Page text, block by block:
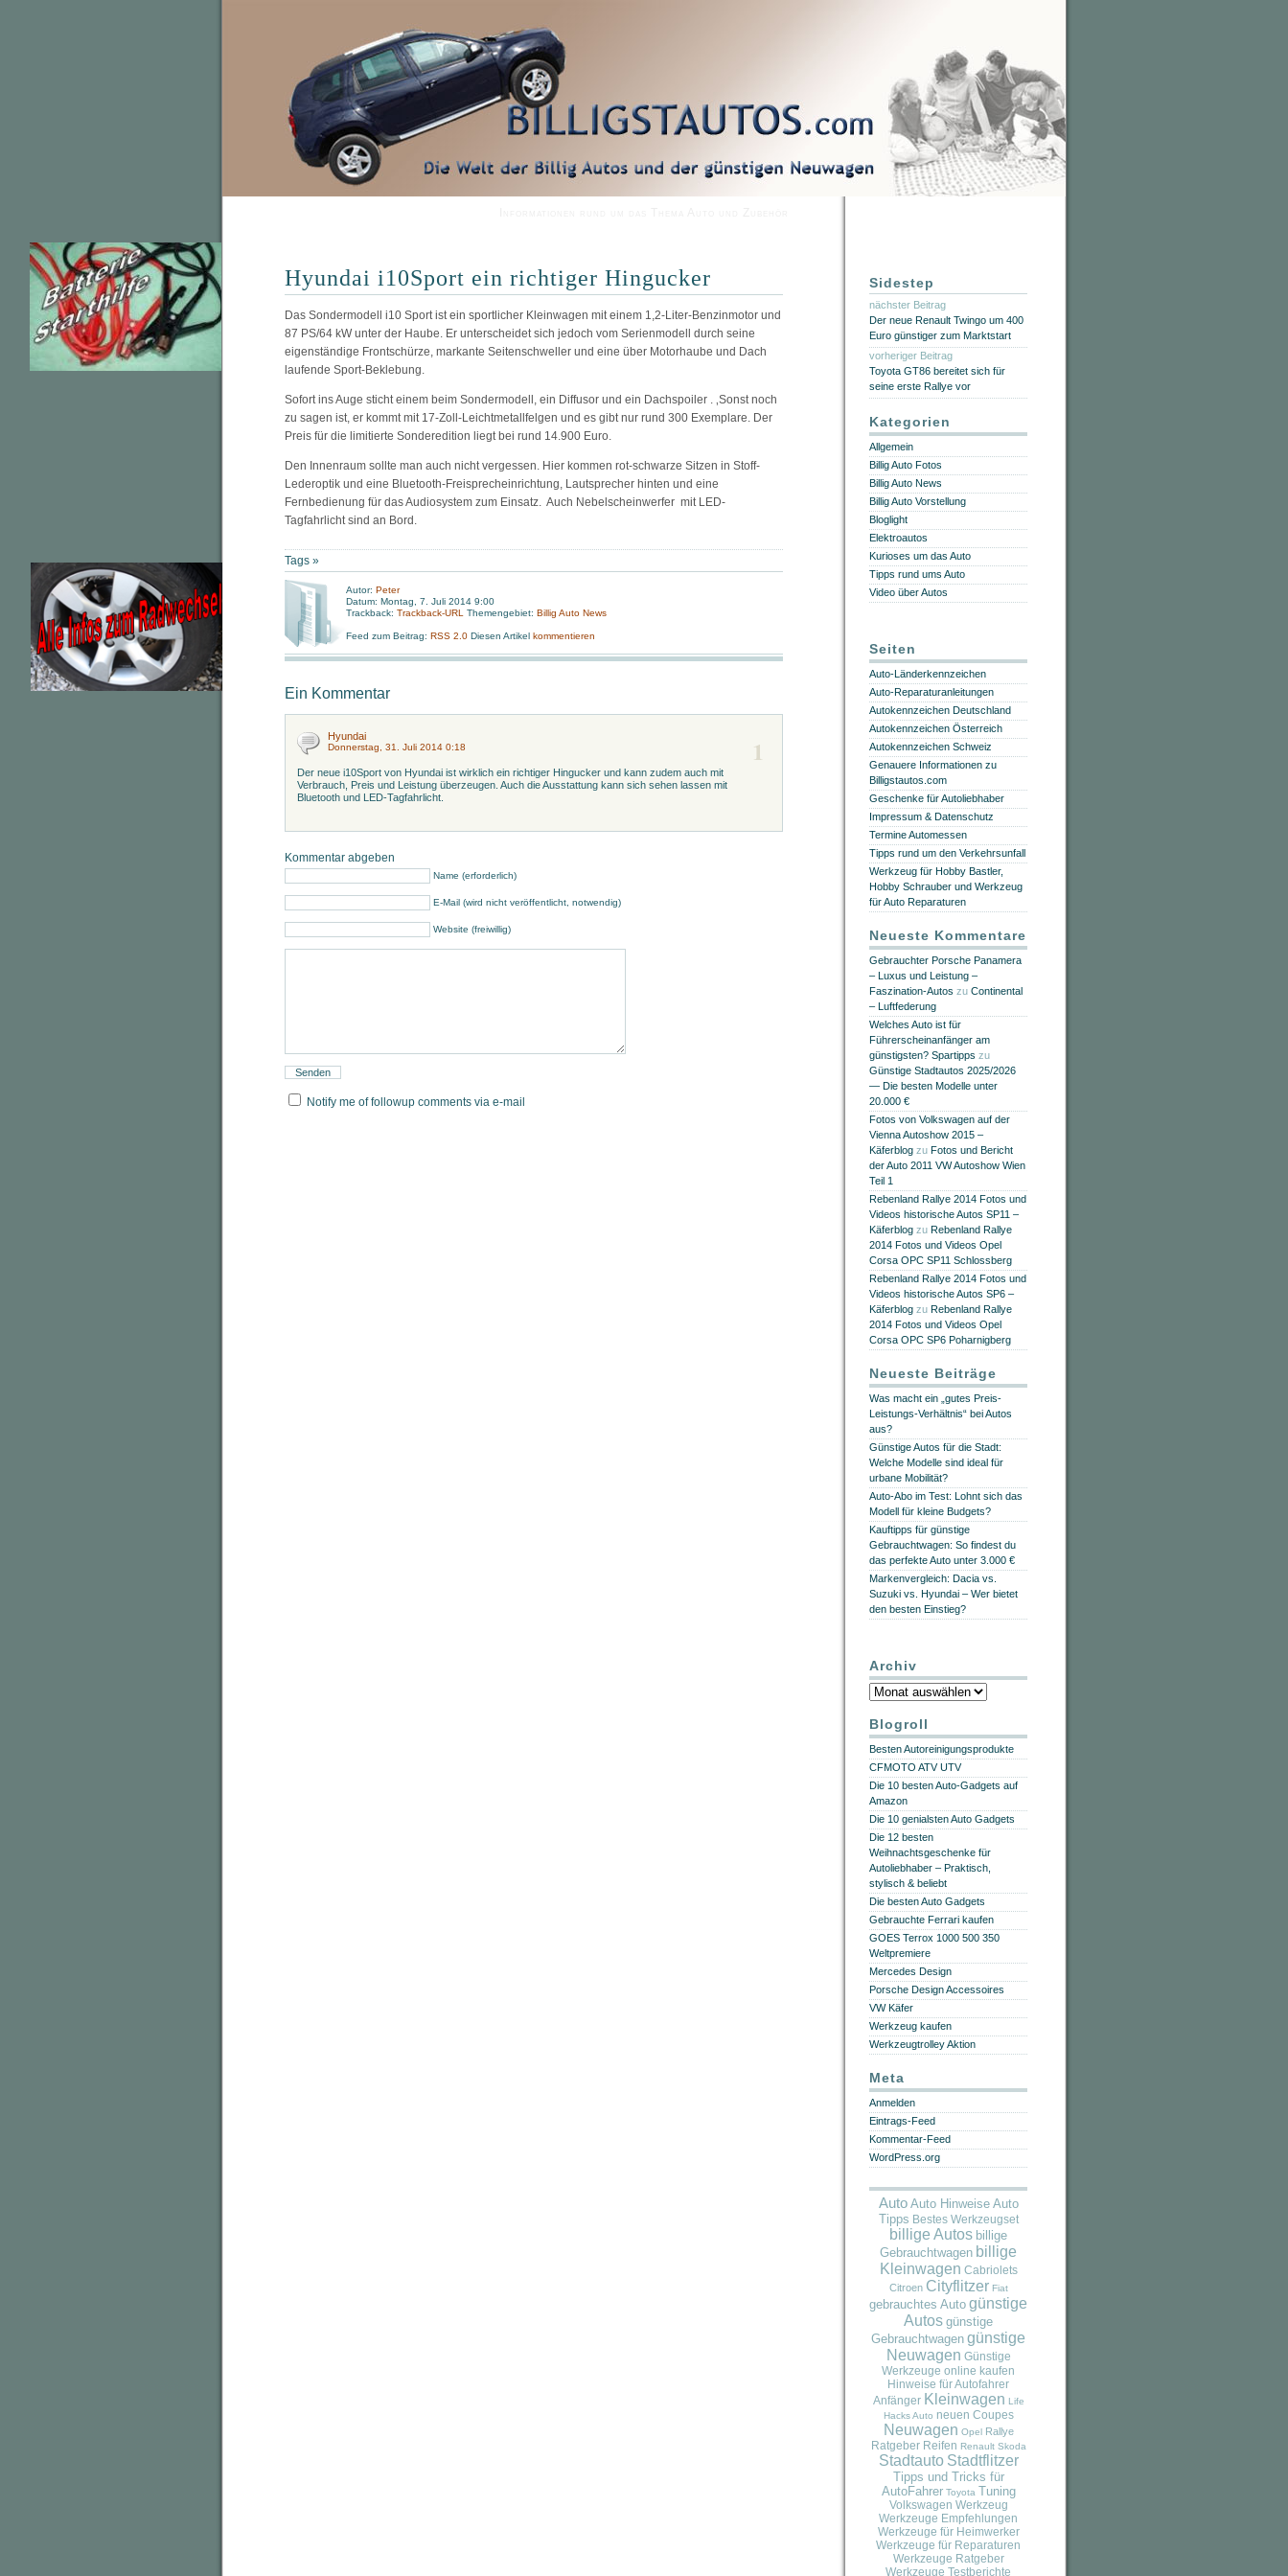
Hyundai i10Sport ein richtiger Hingucker
Das Sondermodell i10 Sport ist ein sportlicher Kleinwagen mit einem 1,2-Liter-Benzinmotor und
87 PS/64 kW unter der Haube. Er unterscheidet sich jedoch vom Serienmodell durch seine
eigenständige Frontschürze, markante Seitenschweller und eine über Motorhaube und Dach
laufende Sport-Beklebung.
Sofort ins Auge sticht einem beim Sondermodell, ein Diffusor und ein Dachspoiler . ‚Sonst noch
zu sagen ist, er kommt mit 17-Zoll-Leichtmetallfelgen und es gibt nur rund 300 Exemplare. Der
Preis für die limitierte Sonderedition liegt bei rund 14.900 Euro.
Den Innenraum sollte man auch nicht vergessen. Hier kommen rot-schwarze Sitzen in Stoff-
Lederoptik und eine Bluetooth-Freisprecheinrichtung, Lautsprecher hinten und eine
Fernbedienung für das Audiosystem zum Einsatz. Auch Nebelscheinwerfer mit LED-
Tagfahrlicht sind an Bord.
Tags »
Autor: Peter
Datum: Montag, 7. Juli 2014 9:00
Trackback: Trackback-URL Themengebiet: Billig Auto News
Feed zum Beitrag: RSS 2.0 Diesen Artikel kommentieren
Ein Kommentar
Hyundai
Donnerstag, 31. Juli 2014 0:18 1
Der neue i10Sport von Hyundai ist wirklich ein richtiger Hingucker und kann zudem auch mit
Verbrauch, Preis und Leistung überzeugen. Auch die Ausstattung kann sich sehen lassen mit
Bluetooth und LED-Tagfahrlicht.
Kommentar abgeben
Name (erforderlich)
E-Mail (wird nicht veröffentlicht, notwendig)
Website (freiwillig)
Notify me of followup comments via e-mail
Sidestep
nächster Beitrag
Der neue Renault Twingo um 400
Euro günstiger zum Marktstart
vorheriger Beitrag
Toyota GT86 bereitet sich für
seine erste Rallye vor
Kategorien
Allgemein
Billig Auto Fotos
Billig Auto News
Billig Auto Vorstellung
Bloglight
Elektroautos
Kurioses um das Auto
Tipps rund ums Auto
Video über Autos
Seiten
Auto-Länderkennzeichen
Auto-Reparaturanleitungen
Autokennzeichen Deutschland
Autokennzeichen Österreich
Autokennzeichen Schweiz
Genauere Informationen zu
Billigstautos.com
Geschenke für Autoliebhaber
Impressum & Datenschutz
Termine Automessen
Tipps rund um den Verkehrsunfall
Werkzeug für Hobby Bastler,
Hobby Schrauber und Werkzeug
für Auto Reparaturen
Neueste Kommentare
Gebrauchter Porsche Panamera
– Luxus und Leistung –
Faszination-Autos zu Continental
– Luftfederung
Welches Auto ist für
Führerscheinanfänger am
günstigsten? Spartipps zu
Günstige Stadtautos 2025/2026
— Die besten Modelle unter
20.000 €
Fotos von Volkswagen auf der
Vienna Autoshow 2015 –
Käferblog zu Fotos und Bericht
der Auto 2011 VW Autoshow Wien
Teil 1
Rebenland Rallye 2014 Fotos und
Videos historische Autos SP11 –
Käferblog zu Rebenland Rallye
2014 Fotos und Videos Opel
Corsa OPC SP11 Schlossberg
Rebenland Rallye 2014 Fotos und
Videos historische Autos SP6 –
Käferblog zu Rebenland Rallye
2014 Fotos und Videos Opel
Corsa OPC SP6 Poharnigberg
Neueste Beiträge
Was macht ein „gutes Preis-
Leistungs-Verhältnis“ bei Autos
aus?
Günstige Autos für die Stadt:
Welche Modelle sind ideal für
urbane Mobilität?
Auto-Abo im Test: Lohnt sich das
Modell für kleine Budgets?
Kauftipps für günstige
Gebrauchtwagen: So findest du
das perfekte Auto unter 3.000 €
Markenvergleich: Dacia vs.
Suzuki vs. Hyundai – Wer bietet
den besten Einstieg?
Archiv
Archiv
Blogroll
Besten Autoreinigungsprodukte
CFMOTO ATV UTV
Die 10 besten Auto-Gadgets auf
Amazon
Die 10 genialsten Auto Gadgets
Die 12 besten
Weihnachtsgeschenke für
Autoliebhaber – Praktisch,
stylisch & beliebt
Die besten Auto Gadgets
Gebrauchte Ferrari kaufen
GOES Terrox 1000 500 350
Weltpremiere
Mercedes Design
Porsche Design Accessoires
VW Käfer
Werkzeug kaufen
Werkzeugtrolley Aktion
Meta
Anmelden
Eintrags-Feed
Kommentar-Feed
WordPress.org
Auto Auto Hinweise Auto
Tipps Bestes Werkzeugset
billige Autos billige
Gebrauchtwagen billige
Kleinwagen Cabriolets
Citroen Cityflitzer Fiat
gebrauchtes Auto günstige
Autos günstige
Gebrauchtwagen günstige
Neuwagen Günstige
Werkzeuge online kaufen
Hinweise für Autofahrer
Anfänger Kleinwagen Life
Hacks Auto neuen Coupes
Neuwagen Opel Rallye
Ratgeber Reifen Renault Skoda
Stadtauto Stadtflitzer
Tipps und Tricks für
AutoFahrer Toyota Tuning
Volkswagen Werkzeug
Werkzeuge Empfehlungen
Werkzeuge für Heimwerker
Werkzeuge für Reparaturen
Werkzeuge Ratgeber
Werkzeuge Testberichte